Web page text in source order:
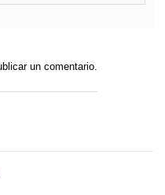
un comentario.